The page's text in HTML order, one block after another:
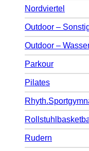
Nordviertel
Outdoor –
Outdoor –
Parkour
Pilates
Rudern